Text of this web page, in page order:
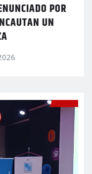
POR
UN